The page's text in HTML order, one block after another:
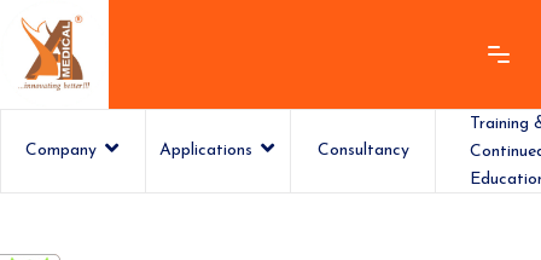
Company Applications Consultancy
Training